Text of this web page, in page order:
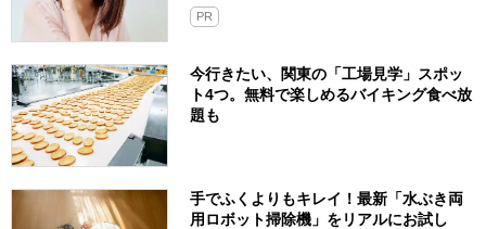
PR
今行きたい、関東の「工場見学」スポッ
ト4つ。無料で楽しめるバイキング食べ放
題も
手でふくよりもキレイ！最新「水ぶき両
用ロボット掃除機」をリアルにお試し